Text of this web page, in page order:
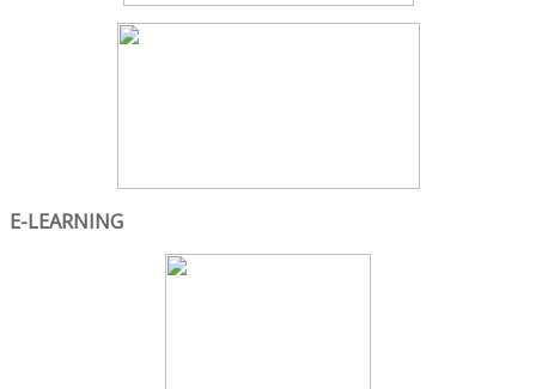
E-LEARNING